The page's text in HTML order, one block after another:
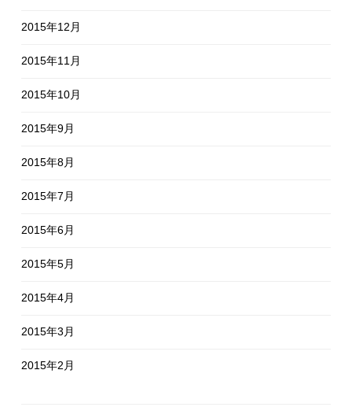
2015年12月
2015年11月
2015年10月
2015年9月
2015年8月
2015年7月
2015年6月
2015年5月
2015年4月
2015年3月
2015年2月